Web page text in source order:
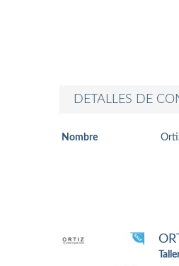
DETALLES DE
Nombre